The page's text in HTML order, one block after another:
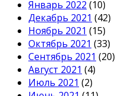
Январь 2022 (10)
Декабрь 2021 (42)
Ноябрь 2021 (15)
Октябрь 2021 (33)
Сентябрь 2021 (20)
Август 2021 (4)
Июль 2021 (2)